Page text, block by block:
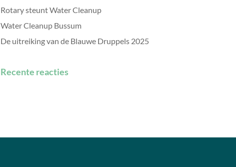
Rotary steunt Water Cleanup
Water Cleanup Bussum
De uitreiking van de Blauwe Druppels 2025
Recente reacties